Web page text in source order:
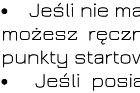
Jeśli nie
możesz
punkty
Jeśli